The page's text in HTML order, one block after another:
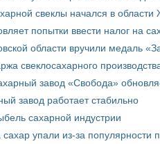
свеклы начался в области
попытки ввести налог на
области вручили медаль
свеклосахарного
завод «Свобода»
завод работает стабильно
сахарной индустрии
упали из-за популярности